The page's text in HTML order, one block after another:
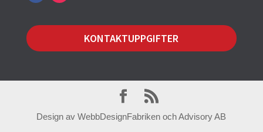
KONTAKTUPPGIFTER
Design av WebbDesignFabriken och Advisory AB